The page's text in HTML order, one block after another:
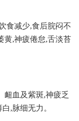
食减少,食后脘闷不
黄,神疲倦怠,舌淡苔
衄血及紫斑,神疲乏
,脉细无力。